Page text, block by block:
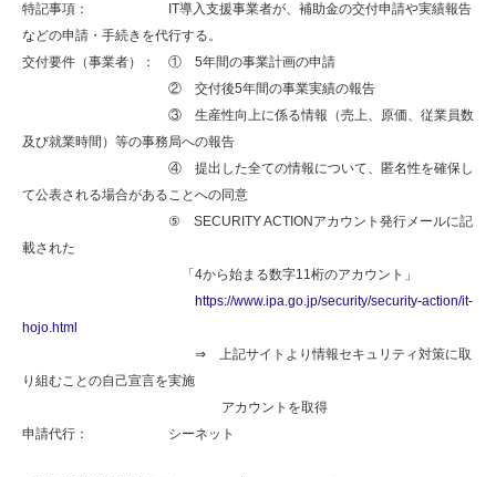
特記事項： IT導入支援事業者が、補助金の交付申請や実績報告
などの申請・手続きを代行する。
交付要件（事業者）： ① 5年間の事業計画の申請
② 交付後5年間の事業実績の報告
③ 生産性向上に係る情報（売上、原価、従業員数
及び就業時間）等の事務局への報告
④ 提出した全ての情報について、匿名性を確保し
て公表される場合があることへの同意
⑤ SECURITY ACTIONアカウント発行メールに記
載された
「4から始まる数字11桁のアカウント」
https://www.ipa.go.jp/security/security-action/it-
hojo.html
⇒ 上記サイトより情報セキュリティ対策に取
り組むことの自己宣言を実施
アカウントを取得
申請代行： シーネット